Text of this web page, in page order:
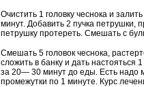
Очистить 1 головку чеснока и
минут. Добавить 2 пучка петрушки,
петрушку протереть. Смешать с
Смешать 5 головок чеснока,
сложить в банку и дать
за 20— 30 минут до еды. Есть надо
промежутки по 1 минуте. Курс